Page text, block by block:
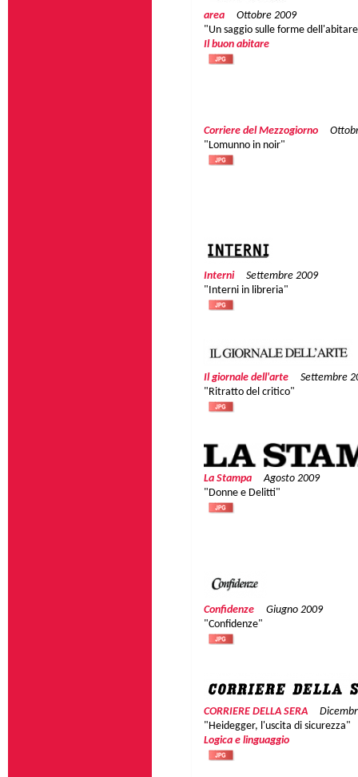
area
Ottobre 2009
"Un saggio sulle forme
Il buon abitare
Corriere del Mezzogiorno
"Lomunno in noir"
Interni
Settembre 2009
"Interni in libreria"
Il giornale dell'arte
Settembre
"Ritratto del critico"
La Stampa
Agosto 2009
"Donne e Delitti"
Confidenze
Giugno 2009
"Confidenze"
CORRIERE DELLA SERA
"Heidegger, l'uscita di sicurezza"
Logica e linguaggio